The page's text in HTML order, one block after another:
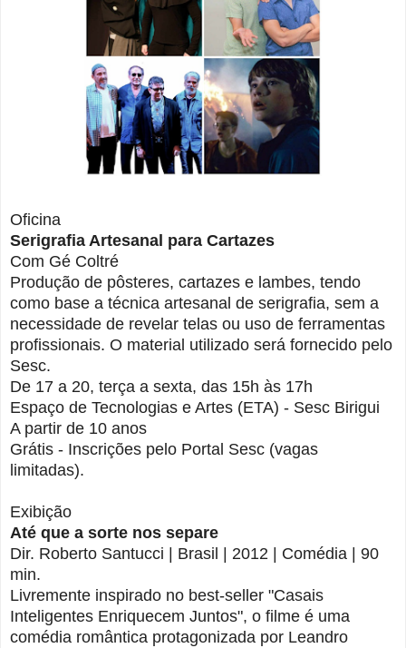
Oficina
Serigrafia Artesanal para Cartazes
Com Gé Coltré
Produção de pôsteres, cartazes e lambes, tendo
como base a técnica artesanal de serigrafia, sem a
necessidade de revelar telas ou uso de ferramentas
profissionais. O material utilizado será fornecido pelo
Sesc.
De 17 a 20, terça a sexta, das 15h às 17h
Espaço de Tecnologias e Artes (ETA) - Sesc Birigui
A partir de 10 anos
Grátis - Inscrições pelo Portal Sesc (vagas
limitadas).
Exibição
Até que a sorte nos separe
Dir. Roberto Santucci | Brasil | 2012 | Comédia | 90
min.
Livremente inspirado no best-seller "Casais
Inteligentes Enriquecem Juntos", o filme é uma
comédia romântica protagonizada por Leandro